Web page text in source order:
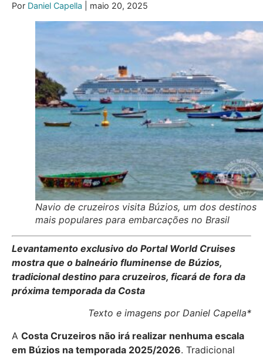
Por Daniel Capella | maio 20, 2025
Navio de cruzeiros visita Búzios, um dos destinos
mais populares para embarcações no Brasil
Levantamento exclusivo do Portal World Cruises
mostra que o balneário fluminense de Búzios,
tradicional destino para cruzeiros, ficará de fora da
próxima temporada da Costa
Texto e imagens por Daniel Capella*
A Costa Cruzeiros não irá realizar nenhuma escala
em Búzios na temporada 2025/2026. Tradicional